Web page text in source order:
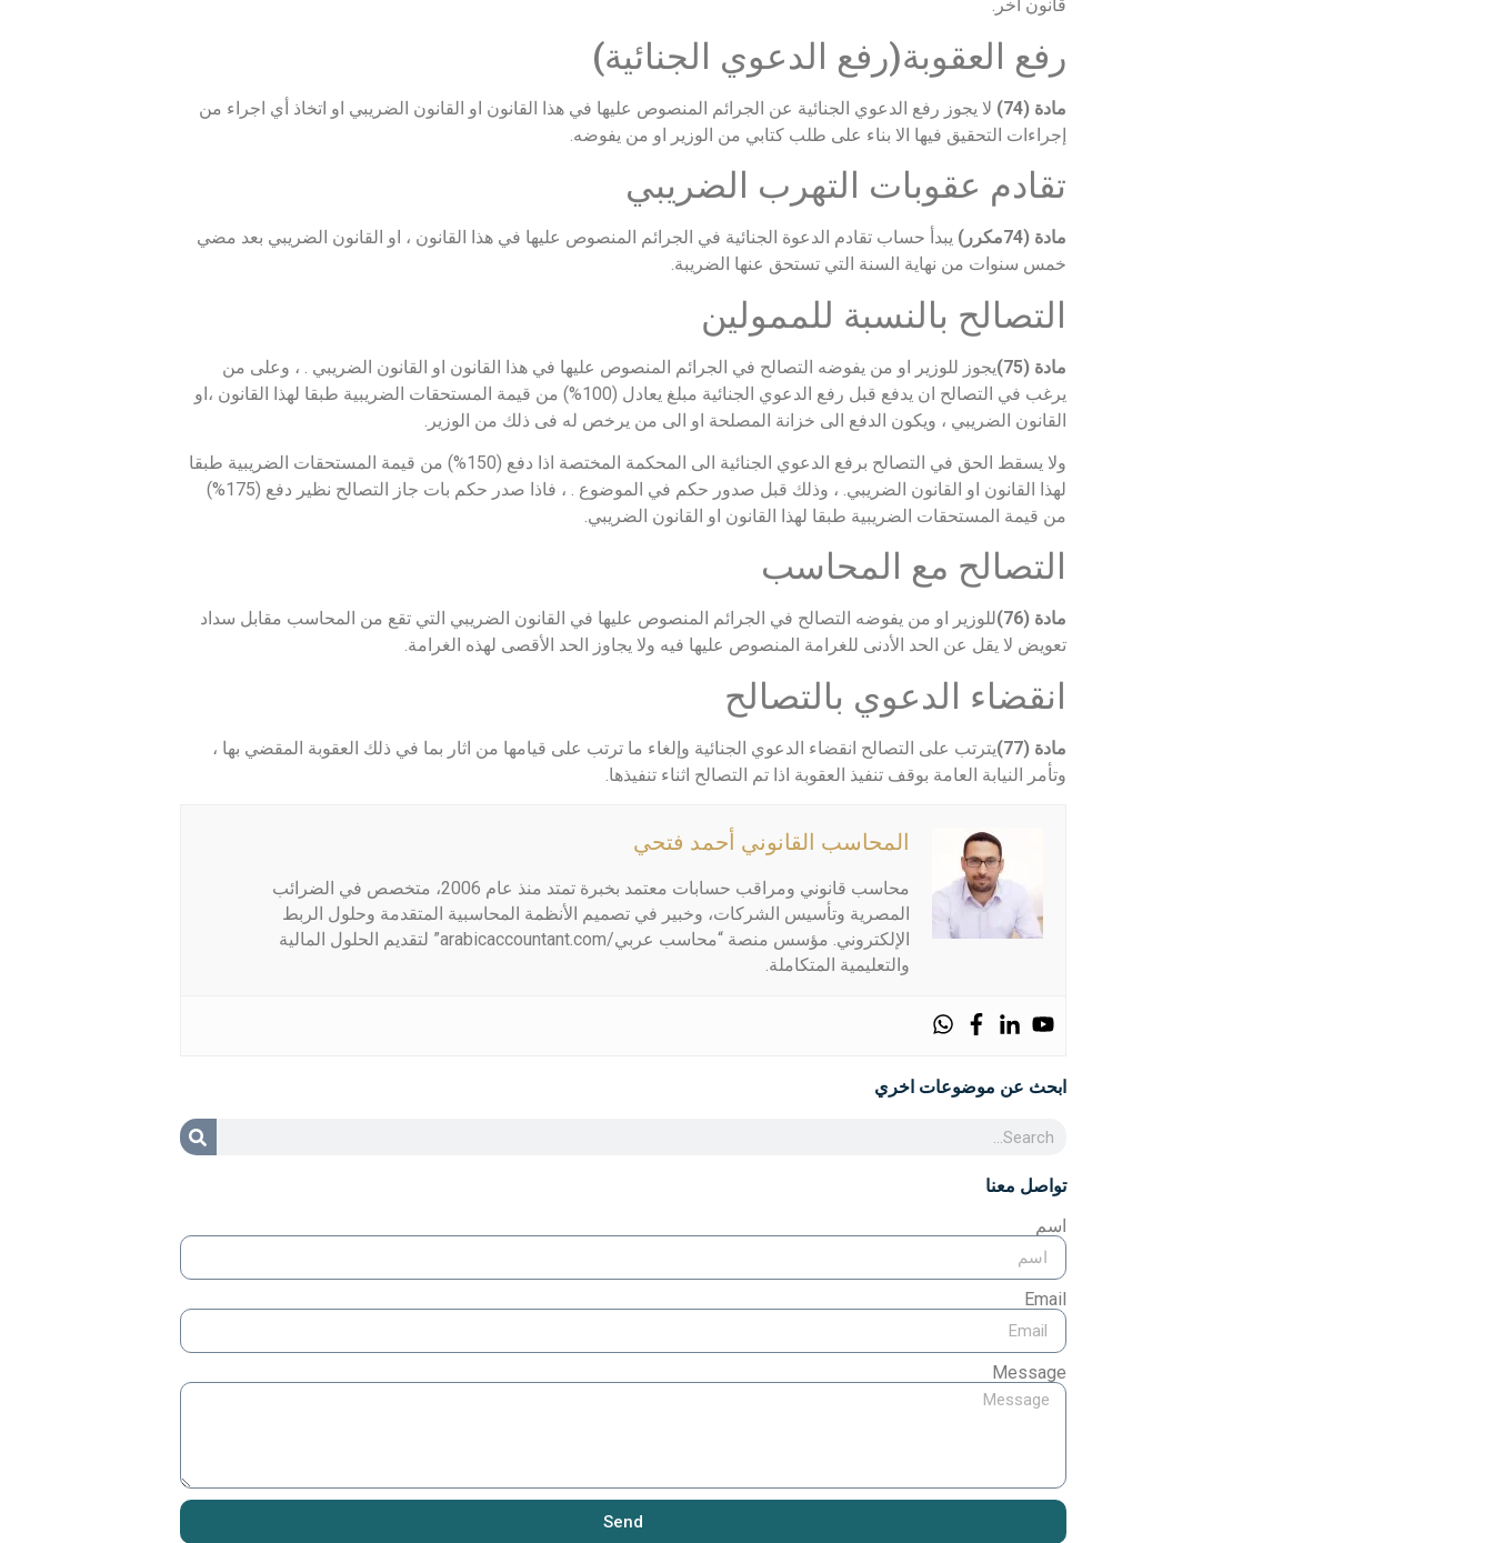
قانون اخر.
رفع العقوبة(رفع الدعوي الجنائية)
مادة (74)
لا يجوز رفع الدعوي الجنائية عن الجرائم المنصوص عليها في هذا القانون او القانون الضريبي او اتخاذ أي اجراء من
إجراءات التحقيق فيها الا بناء على طلب كتابي من الوزير او من يفوضه.
تقادم عقوبات التهرب الضريبي
مادة (74مكرر)
يبدأ حساب تقادم الدعوة الجنائية في الجرائم المنصوص عليها في هذا القانون ، او القانون الضريبي بعد مضي
خمس سنوات من نهاية السنة التي تستحق عنها الضريبة.
التصالح بالنسبة للممولين
مادة (75)
يجوز للوزير او من يفوضه التصالح في الجرائم المنصوص عليها في هذا القانون او القانون الضريبي . ، وعلى من
يرغب في التصالح ان يدفع قبل رفع الدعوي الجنائية مبلغ يعادل (100%) من قيمة المستحقات الضريبية طبقا لهذا القانون ،او
القانون الضريبي ، ويكون الدفع الى خزانة المصلحة او الى من يرخص له فى ذلك من الوزير.
ولا يسقط الحق في التصالح برفع الدعوي الجنائية الى المحكمة المختصة اذا دفع (150%) من قيمة المستحقات الضريبية طبقا
لهذا القانون او القانون الضريبي. ، وذلك قبل صدور حكم في الموضوع . ، فاذا صدر حكم بات جاز التصالح نظير دفع (175%)
من قيمة المستحقات الضريبية طبقا لهذا القانون او القانون الضريبي.
التصالح مع المحاسب
مادة (76)
للوزير او من يفوضه التصالح في الجرائم المنصوص عليها في القانون الضريبي التي تقع من المحاسب مقابل سداد
تعويض لا يقل عن الحد الأدنى للغرامة المنصوص عليها فيه ولا يجاوز الحد الأقصى لهذه الغرامة.
انقضاء الدعوي بالتصالح
مادة (77)
يترتب على التصالح انقضاء الدعوي الجنائية وإلغاء ما ترتب على قيامها من اثار بما في ذلك العقوبة المقضي بها ،
وتأمر النيابة العامة بوقف تنفيذ العقوبة اذا تم التصالح اثناء تنفيذها.
المحاسب القانوني أحمد فتحي
محاسب قانوني ومراقب حسابات معتمد بخبرة تمتد منذ عام 2006، متخصص في الضرائب
المصرية وتأسيس الشركات، وخبير في تصميم الأنظمة المحاسبية المتقدمة وحلول الربط
الإلكتروني. مؤسس منصة “محاسب عربي/arabicaccountant.com” لتقديم الحلول المالية
والتعليمية المتكاملة.
ابحث عن موضوعات اخري
تواصل معنا
اسم
Email
Message
Send